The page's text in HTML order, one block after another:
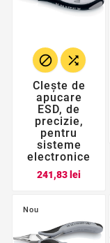
 
Clește de
apucare
ESD, de
precizie,
pentru
sisteme
electronice
241,83 lei
Nou